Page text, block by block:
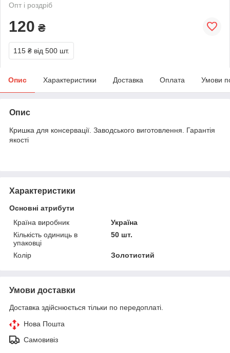
Опт і роздріб
120 ₴
115 ₴ від 500 шт.
Опис Характеристики Доставка Оплата Умови
Опис
Кришка для консервації. Заводського виготовлення. Гарантія
якості
Характеристики
Основні атрибути
Країна виробник
Україна
Кількість одиниць в
упаковці
50 шт.
Колір Золотистий
Умови доставки
Доставка здійснюється тільки по передоплаті.
Нова Пошта
Самовивіз